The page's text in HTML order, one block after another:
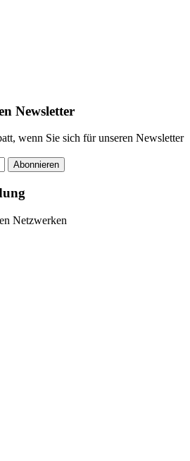
Newsletter
wenn Sie sich für unseren Newsletter
Abonnieren
Netzwerken